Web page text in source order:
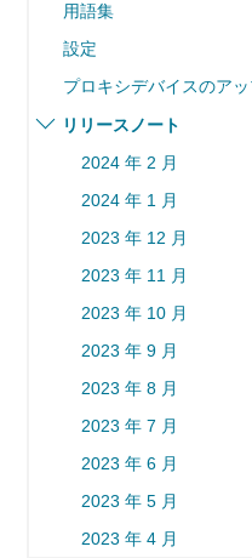
用語集
設定
プロキシデバイスのア
リリースノート
2024 年 2 月
2024 年 1 月
2023 年 12 月
2023 年 11 月
2023 年 10 月
2023 年 9 月
2023 年 8 月
2023 年 7 月
2023 年 6 月
2023 年 5 月
2023 年 4 月